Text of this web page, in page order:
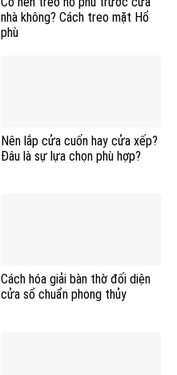
nhà không? Cách treo mặt Hổ
phù
Nên lắp cửa cuốn hay cửa xếp?
Đâu là sự lựa chọn phù hợp?
Cách hóa giải bàn thờ đối diện
cửa sổ chuẩn phong thủy